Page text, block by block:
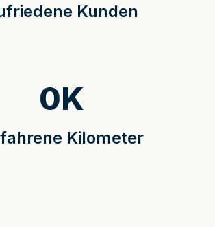
Kunden
Kilometer
0K